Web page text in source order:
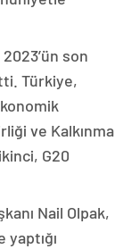
son
Türkiye,
ve Kalkınma
G20
Nail Olpak,